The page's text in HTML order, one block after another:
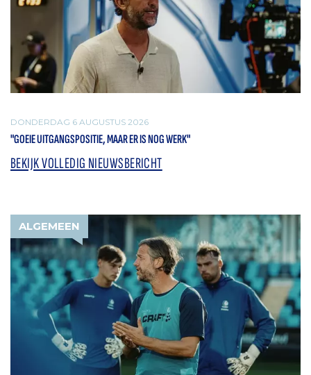
DONDERDAG 6 AUGUSTUS 2026
"GOEIE UITGANGSPOSITIE, MAAR ER IS NOG WERK"
BEKIJK VOLLEDIG NIEUWSBERICHT
ALGEMEEN